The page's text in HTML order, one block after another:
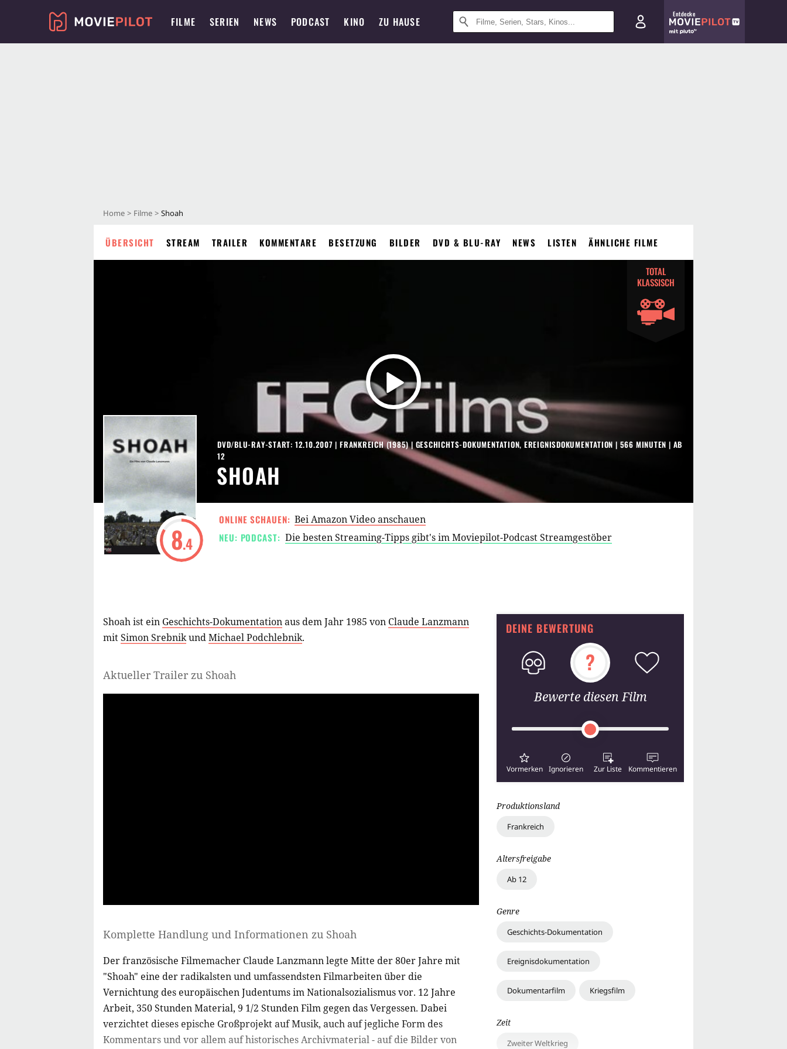
FILME SERIEN NEWS PODCAST KINO ZU HAUSE
Entdecke
Home Filme Shoah
ÜBERSICHT STREAM TRAILER KOMMENTARE BESETZUNG BILDER DVD & BLU-RAY NEWS LISTEN ÄHNLICHE FILME
TOTAL
KLASSISCH
8.4
SHOAH
DVD/BLU-RAY-START: 12.10.2007 | FRANKREICH(1985) | GESCHICHTS-DOKUMENTATION, EREIGNISDOKUMENTATION | 566 MINUTEN | AB
12
ONLINE SCHAUEN: Bei Amazon Video anschauen
NEU: PODCAST: Die besten Streaming-Tipps gibt's im Moviepilot-Podcast Streamgestöber
Shoah ist ein Geschichts-Dokumentationaus dem Jahr 1985 von Claude Lanzmann
mitSimon SrebnikundMichael Podchlebnik.
Aktueller Trailer zu Shoah
Komplette Handlung und Informationen zu Shoah
Der französische Filmemacher Claude Lanzmann legte Mitte der 80er Jahre mit
"Shoah" eine der radikalsten und umfassendsten Filmarbeiten über die
Vernichtung des europäischen Judentums im Nationalsozialismus vor. 12 Jahre
Arbeit, 350 Stunden Material, 9 1/2 Stunden Film gegen das Vergessen. Dabei
verzichtet dieses epische Großprojekt auf Musik, auch auf jegliche Form des
Kommentars und vor allem auf historisches Archivmaterial - auf die Bilder von
DEINE BEWERTUNG
?
Bewerte diesen Film
Vormerken Ignorieren Zur Liste Kommentieren
Produktionsland
Frankreich
Altersfreigabe
Ab 12
Genre
Geschichts-Dokumentation
Ereignisdokumentation
Dokumentarfilm Kriegsfilm
Zeit
Zweiter Weltkrieg